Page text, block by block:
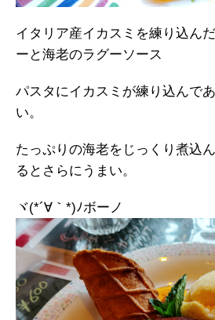
イタリア産イカスミを練り込ん
ーと海老のラグーソース
パスタにイカスミが練り込んで
い。
たっぷりの海老をじっくり煮込
るとさらにうまい。
ヾ(*´∀｀*)ﾉボーノ